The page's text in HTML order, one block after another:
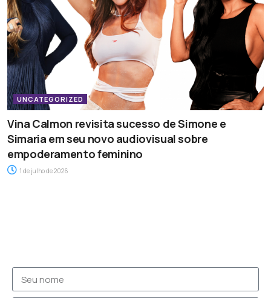
UNCATEGORIZED
Vina Calmon revisita sucesso de Simone e
Simaria em seu novo audiovisual sobre
empoderamento feminino
1 de julho de 2026